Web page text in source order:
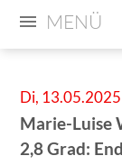
MENÜ
Di, 13.05.2025
Marie-Luise
2,8 Grad: